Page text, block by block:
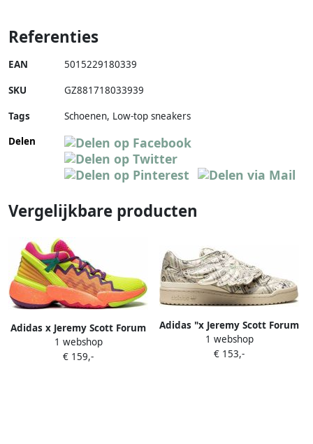
Referenties
EAN 5015229180339
SKU GZ881718033939
Tags
Schoenen, Low-top sneakers
Delen
Vergelijkbare producten
Adidas x Jeremy Scott Forum
low-top sneakers Roze
1 webshop
€ 159,-
Adidas "x Jeremy Scott Forum
Wings 1.0 Money sneakers"
Bruin
1 webshop
€ 153,-